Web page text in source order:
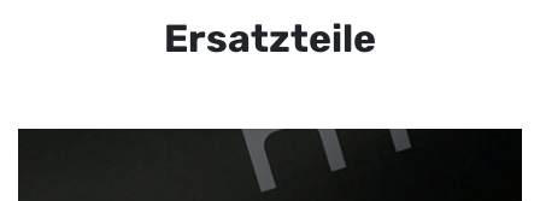
Ersatzteile